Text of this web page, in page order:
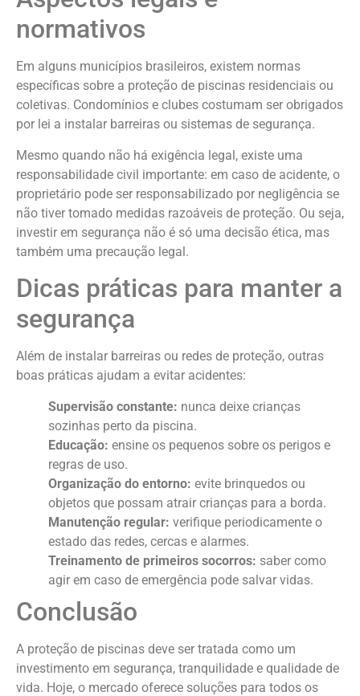
normativos
Em alguns municípios brasileiros, existem normas
específicas sobre a proteção de piscinas residenciais ou
coletivas. Condomínios e clubes costumam ser obrigados
por lei a instalar barreiras ou sistemas de segurança.
Mesmo quando não há exigência legal, existe uma
responsabilidade civil importante: em caso de acidente, o
proprietário pode ser responsabilizado por negligência se
não tiver tomado medidas razoáveis de proteção. Ou seja,
investir em segurança não é só uma decisão ética, mas
também uma precaução legal.
Dicas práticas para manter a
segurança
Além de instalar barreiras ou redes de proteção, outras
boas práticas ajudam a evitar acidentes:
Supervisão constante: nunca deixe crianças
sozinhas perto da piscina.
Educação: ensine os pequenos sobre os perigos e
regras de uso.
Organização do entorno: evite brinquedos ou
objetos que possam atrair crianças para a borda.
Manutenção regular: verifique periodicamente o
estado das redes, cercas e alarmes.
Treinamento de primeiros socorros: saber como
agir em caso de emergência pode salvar vidas.
Conclusão
A proteção de piscinas deve ser tratada como um
investimento em segurança, tranquilidade e qualidade de
vida. Hoje, o mercado oferece soluções para todos os